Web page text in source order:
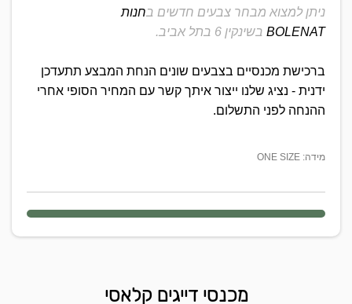
ניתן למצוא מבחר צבעים חדשים בחנות
BOLENAT בשינקין 6 בתל אביב.
ברכישת מכנסיים בצבעים שונים הנחת המבצע תתעדכן
ידנית - נציג שלנו ייצור איתך קשר עם המחיר הסופי אחרי
ההנחה לפני התשלום.
מידה: ONE SIZE
מכנסי דייגים קלאסי